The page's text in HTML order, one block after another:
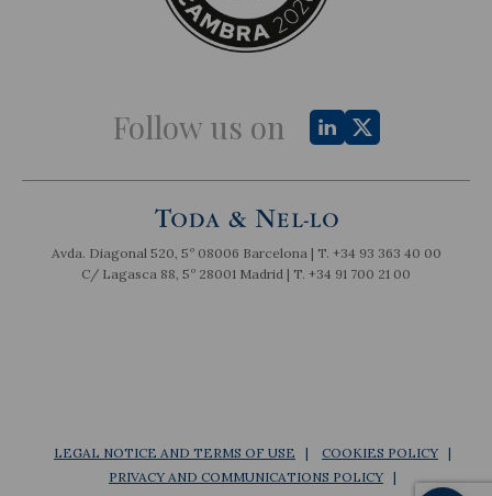
Follow us on
Avda. Diagonal 520, 5º 08006 Barcelona | T. +34 93 363 40 00
C/ Lagasca 88, 5º 28001 Madrid | T. +34 91 700 21 00
LEGAL NOTICE AND TERMS OF USE
COOKIES POLICY
PRIVACY AND COMMUNICATIONS POLICY